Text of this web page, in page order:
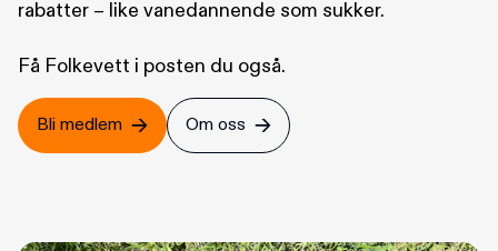
rabatter – like vanedannende som sukker.
Få Folkevett i posten du også.
Bli medlem Om oss